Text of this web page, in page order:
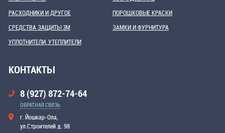
РАСХОДНИКИ И ДРУГОЕ
СРЕДСТВА ЗАЩИТЫ 3М
УПЛОТНИТЕЛИ, УТЕПЛИТЕЛИ
ПОРОШКОВЫЕ КРАСКИ
ЗАМКИ И ФУРНИТУРА
КОНТАКТЫ
8 (927) 872-74-64
ОБРАТНАЯ СВЯЗЬ
г. Йошкар-Ола,
ул.Строителей д. 98